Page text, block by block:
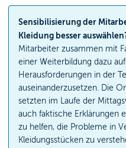
Sensibilisierung der
Kleidung besser
Mitarbeiter zusammen mit
einer Weiterbildung dazu
Herausforderungen in der
auseinanderzusetzen. Die
setzten im Laufe der
auch faktische Erklärungen
zu helfen, die Probleme in
Kleidungsstücken zu